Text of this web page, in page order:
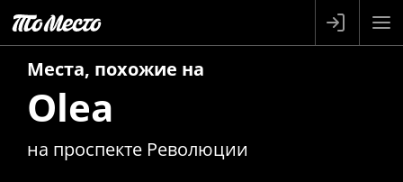
Места, похожие на
Olea
на проспекте Революции